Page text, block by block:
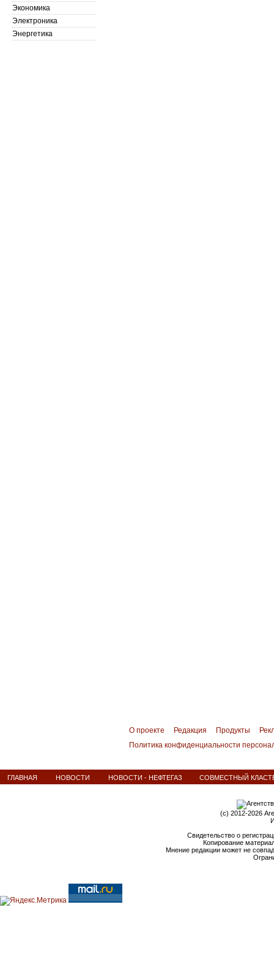
Экономика
Электроника
Энергетика
О проекте Редакция Продукты
Политика конфиденциальности
ГЛАВНАЯ НОВОСТИ НОВОСТИ - НЕФТЕГАЗ СОВМЕСТНЫЙ
(c) 2012-2026
Свидетельство о
Копирование
Мнение редакции может не